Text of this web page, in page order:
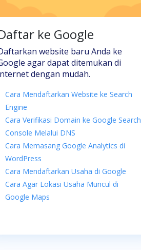
ke Google
website baru Anda ke
agar dapat ditemukan di
dengan mudah.
Cara Mendaftarkan Website ke Search
Engine
Cara Verifikasi Domain ke Google Search
Console Melalui DNS
Cara Memasang Google Analytics di
WordPress
Cara Mendaftarkan Usaha di Google
Cara Agar Lokasi Usaha Muncul di
Google Maps